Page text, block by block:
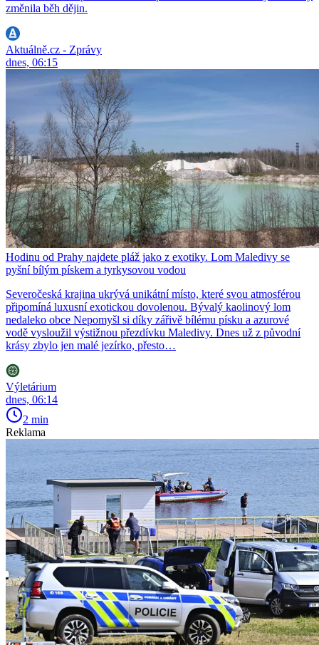
změnila běh dějin.
Aktuálně.cz - Zprávy
dnes, 06:15
Hodinu od Prahy najdete pláž jako z exotiky. Lom Maledivy se
pyšní bílým pískem a tyrkysovou vodou
Severočeská krajina ukrývá unikátní místo, které svou atmosférou
připomíná luxusní exotickou dovolenou. Bývalý kaolinový lom
nedaleko obce Nepomyšl si díky zářivě bílému písku a azurové
vodě vysloužil výstižnou přezdívku Maledivy. Dnes už z původní
krásy zbylo jen malé jezírko, přesto…
Výletárium
dnes, 06:14
2 min
Reklama